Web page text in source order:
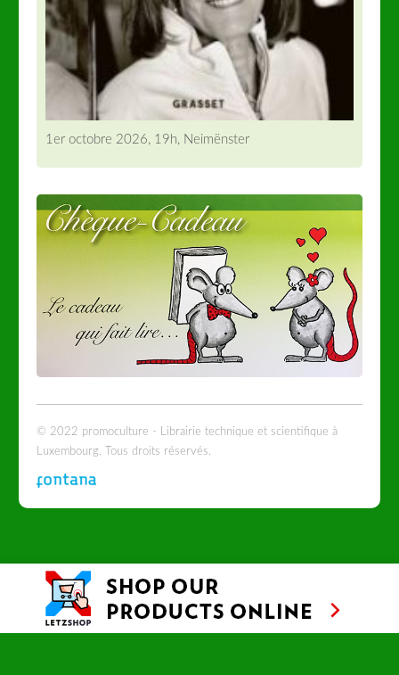
1er octobre 2026, 19h, Neimënster
© 2022 promoculture - Librairie technique et scientifique à
Luxembourg. Tous droits réservés.